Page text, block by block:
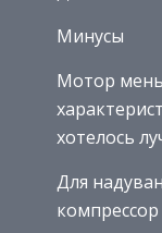
Минусы
Мотор
хотелось
Для